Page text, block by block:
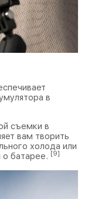
в
съемки в
вам творить
холода или
батарее. [9]